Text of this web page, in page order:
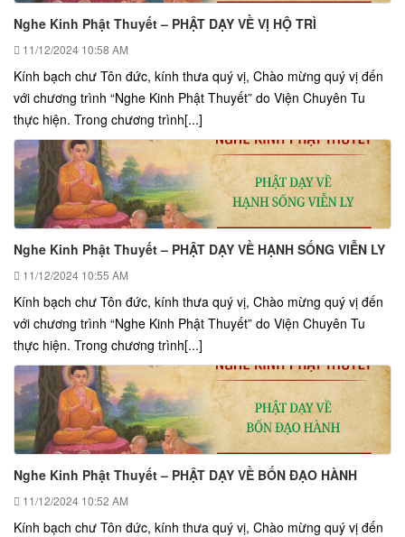
Nghe Kinh Phật Thuyết – PHẬT DẠY VỀ VỊ HỘ TRÌ
11/12/2024 10:58 AM
Kính bạch chư Tôn đức, kính thưa quý vị, Chào mừng quý vị đến
với chương trình “Nghe Kinh Phật Thuyết” do Viện Chuyên Tu
thực hiện. Trong chương trình[...]
Nghe Kinh Phật Thuyết – PHẬT DẠY VỀ HẠNH SỐNG VIỄN LY
11/12/2024 10:55 AM
Kính bạch chư Tôn đức, kính thưa quý vị, Chào mừng quý vị đến
với chương trình “Nghe Kinh Phật Thuyết” do Viện Chuyên Tu
thực hiện. Trong chương trình[...]
Nghe Kinh Phật Thuyết – PHẬT DẠY VỀ BỐN ĐẠO HÀNH
11/12/2024 10:52 AM
Kính bạch chư Tôn đức, kính thưa quý vị, Chào mừng quý vị đến